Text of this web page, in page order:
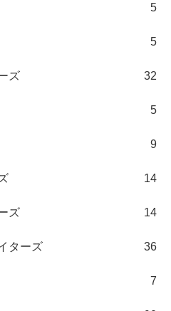
5
5
ズ 32
5
9
14
ズ 14
ターズ 36
7